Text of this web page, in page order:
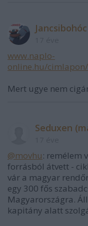
www.naplo-
online.hu/
Mert ugye nem
Seduxen
@movhu: remélem
forrásból átvett -
vár a magyar
egy 300 fős
Magyarországra.
kapitány alatt